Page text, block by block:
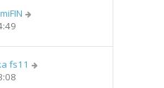
fs11